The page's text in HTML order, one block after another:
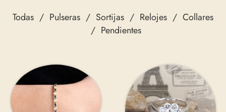
Todas Pulseras Sortijas Relojes
Collares
Pendientes